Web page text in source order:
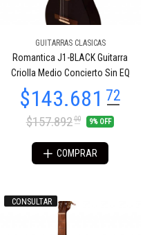
GUITARRAS CLASICAS
Romantica J1-BLACK Guitarra
Criolla Medio Concierto Sin EQ
$157.89200 9% OFF
COMPRAR
CONSULTAR